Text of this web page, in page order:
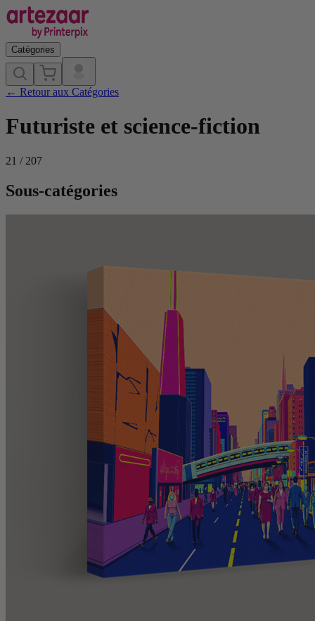
Catégories
← Retour aux Catégories
Futuriste et science-fiction
21 / 207
Sous-catégories